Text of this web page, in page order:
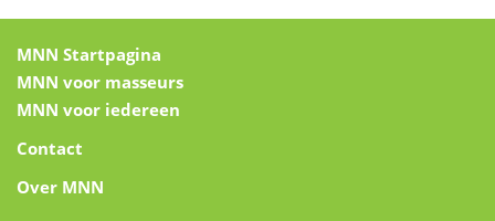
MNN Startpagina
MNN voor masseurs
MNN voor iedereen
Contact
Over MNN